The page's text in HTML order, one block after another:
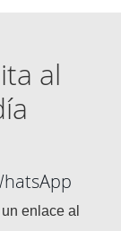
al
enlace al